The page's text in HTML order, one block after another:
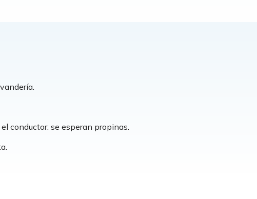
conductor: se esperan propinas.